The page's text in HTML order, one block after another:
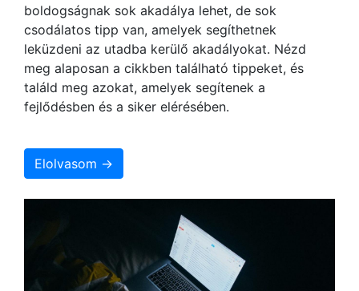
boldogságnak sok akadálya lehet, de sok
csodálatos tipp van, amelyek segíthetnek
leküzdeni az utadba kerülő akadályokat. Nézd
meg alaposan a cikkben található tippeket, és
találd meg azokat, amelyek segítenek a
fejlődésben és a siker elérésében.
Elolvasom →